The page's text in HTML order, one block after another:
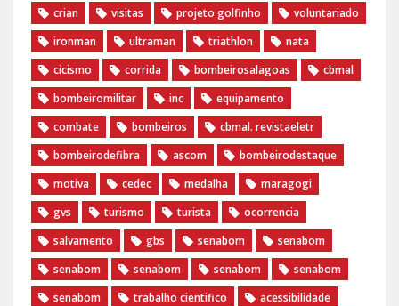
crian
visitas projeto golfinho
voluntariado
ironman
ultraman triathlon
nata
cicismo
corrida bombeirosalagoas
cbmal
bombeiromilitar
inc
equipamento
combate
bombeiros
cbmal. revistaeletr
bombeirodefibra
ascom
bombeirodestaque
motiva
cedec medalha
maragogi
gvs
turismo turista
ocorrencia
salvamento
gbs senabom
senabom
senabom
senabom senabom
senabom
senabom
trabalho cientifico
acessibilidade